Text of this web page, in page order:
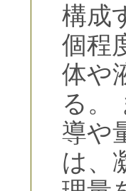
構成
個程
体や
る。
導や
は、